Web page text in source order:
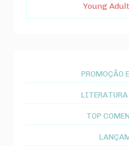
Young Adult
PROMOÇÃO
TOP